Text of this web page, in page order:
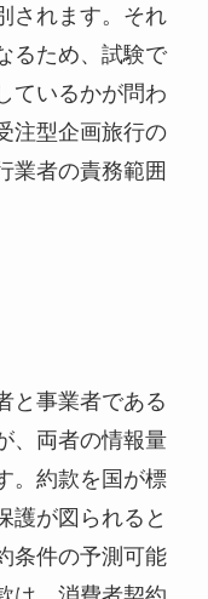
されます。それ
るため、試験で
ているかが問わ
注型企画旅行の
業者の責務範囲
と事業者である
、両者の情報量
。約款を国が標
護が図られると
条件の予測可能